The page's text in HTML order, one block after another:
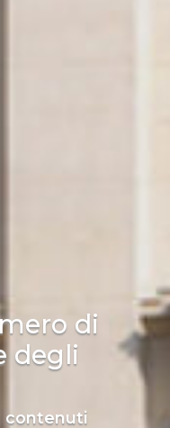
di
degli
contenuti